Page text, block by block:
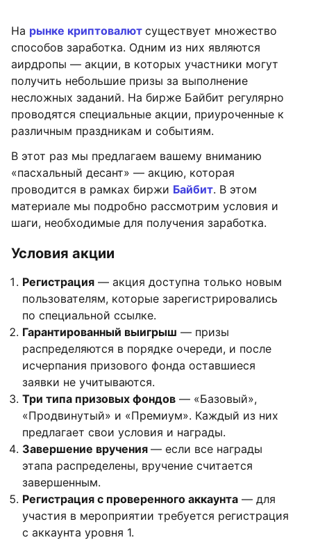
На рынке криптовалют существует множество
способов заработка. Одним из них являются
аирдропы — акции, в которых участники могут
получить небольшие призы за выполнение
несложных заданий. На бирже Байбит регулярно
проводятся специальные акции, приуроченные к
различным праздникам и событиям.
В этот раз мы предлагаем вашему вниманию
«пасхальный десант» — акцию, которая
проводится в рамках биржи Байбит. В этом
материале мы подробно рассмотрим условия и
шаги, необходимые для получения заработка.
Условия акции
Регистрация — акция доступна только новым
пользователям, которые зарегистрировались
по специальной ссылке.
Гарантированный выигрыш — призы
распределяются в порядке очереди, и после
исчерпания призового фонда оставшиеся
заявки не учитываются.
Три типа призовых фондов — «Базовый»,
«Продвинутый» и «Премиум». Каждый из них
предлагает свои условия и награды.
Завершение вручения — если все награды
этапа распределены, вручение считается
завершенным.
Регистрация с проверенного аккаунта — для
участия в мероприятии требуется регистрация
с аккаунта уровня 1.